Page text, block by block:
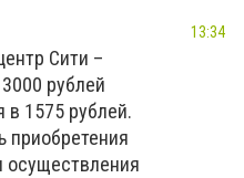
Сити –
рублей
в 1575 рублей.
приобретения
осуществления
13:34